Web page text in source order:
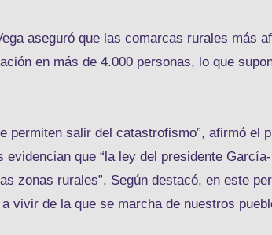
aseguró que las comarcas rurales más
en más de 4.000 personas, lo que
permiten salir del catastrofismo”, afirmó el
que “la ley del presidente
zonas rurales”. Según destacó, en este
vivir de la que se marcha de nuestros